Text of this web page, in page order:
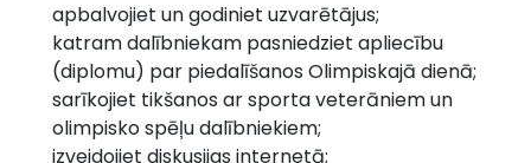
apbalvojiet un godiniet uzvarētājus;
katram dalībniekam pasniedziet apliecību
(diplomu) par piedalīšanos Olimpiskajā dienā;
sarīkojiet tikšanos ar sporta veterāniem un
olimpisko spēļu dalībniekiem;
izveidojiet diskusijas internetā;